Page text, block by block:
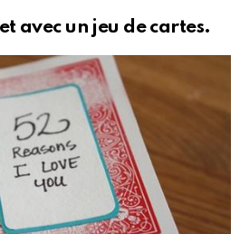
avec un jeu de cartes.